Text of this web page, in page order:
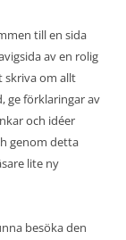
till en sida
av en rolig
skriva om allt
ge förklaringar av
och idéer
genom detta
lite ny
besöka den